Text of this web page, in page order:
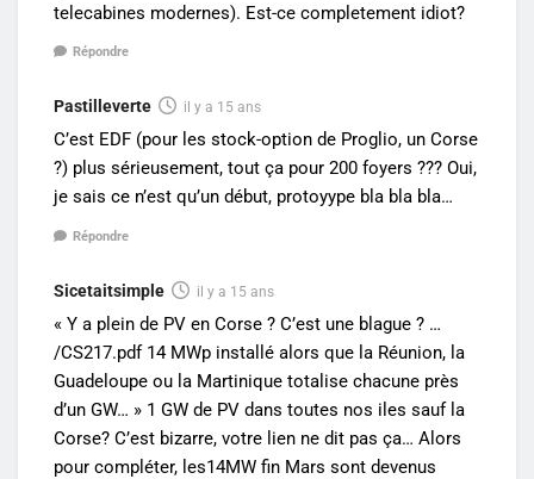
telecabines modernes). Est-ce completement idiot?
Répondre
Pastilleverte il y a 15 ans
C’est EDF (pour les stock-option de Proglio, un Corse
?) plus sérieusement, tout ça pour 200 foyers ??? Oui,
je sais ce n’est qu’un début, protoyype bla bla bla…
Répondre
Sicetaitsimple il y a 15 ans
« Y a plein de PV en Corse ? C’est une blague ? …
/CS217.pdf 14 MWp installé alors que la Réunion, la
Guadeloupe ou la Martinique totalise chacune près
d’un GW… » 1 GW de PV dans toutes nos iles sauf la
Corse? C’est bizarre, votre lien ne dit pas ça… Alors
pour compléter, les14MW fin Mars sont devenus